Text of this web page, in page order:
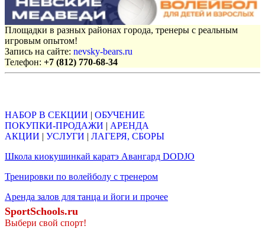
Площадки в разных районах города, тренеры с реальным
игровым опытом!
Запись на сайте: nevsky-bears.ru
Телефон: +7 (812) 770-68-34
НАБОР В СЕКЦИИ | ОБУЧЕНИЕ
ПОКУПКИ-ПРОДАЖИ | АРЕНДА
АКЦИИ | УСЛУГИ | ЛАГЕРЯ, СБОРЫ
Школа киокушинкай каратэ Авангард DODJO
Тренировки по волейболу с тренером
Аренда залов для танца и йоги и прочее
SportSchools.ru
Выбери свой спорт!